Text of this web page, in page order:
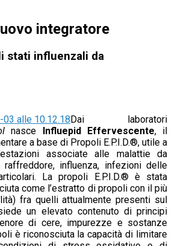
integratore
stati influenzali da
Dai laboratori
nasce Influepid Effervescente, il
a base di Propoli E.P.I.D.®, utile a
associate alle malattie da
raffreddore, influenza, infezioni delle
La propoli E.P.I.D.® è stata
come l’estratto di propoli con il più
fra quelli attualmente presenti sul
un elevato contenuto di principi
di cere, impurezze e sostanze
è riconosciuta la capacità di limitare